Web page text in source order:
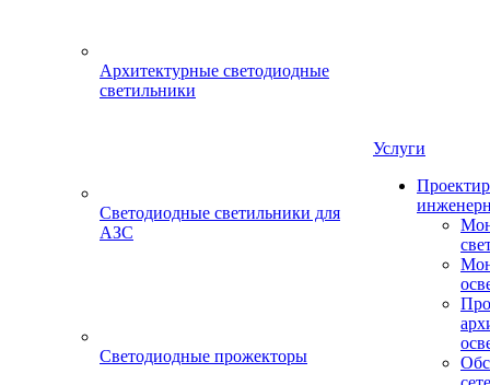
Архитектурные светодиодные
светильники
Светодиодные светильники для
АЗС
Светодиодные прожекторы
Услуги